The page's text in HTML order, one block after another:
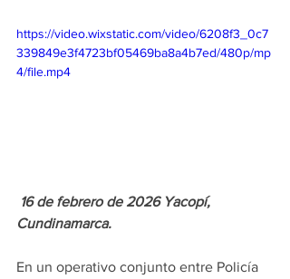
https://video.wixstatic.com/video/6208f3_0c7
339849e3f4723bf05469ba8a4b7ed/480p/mp
4/file.mp4
Cundinamarca.
En un operativo conjunto entre Policía